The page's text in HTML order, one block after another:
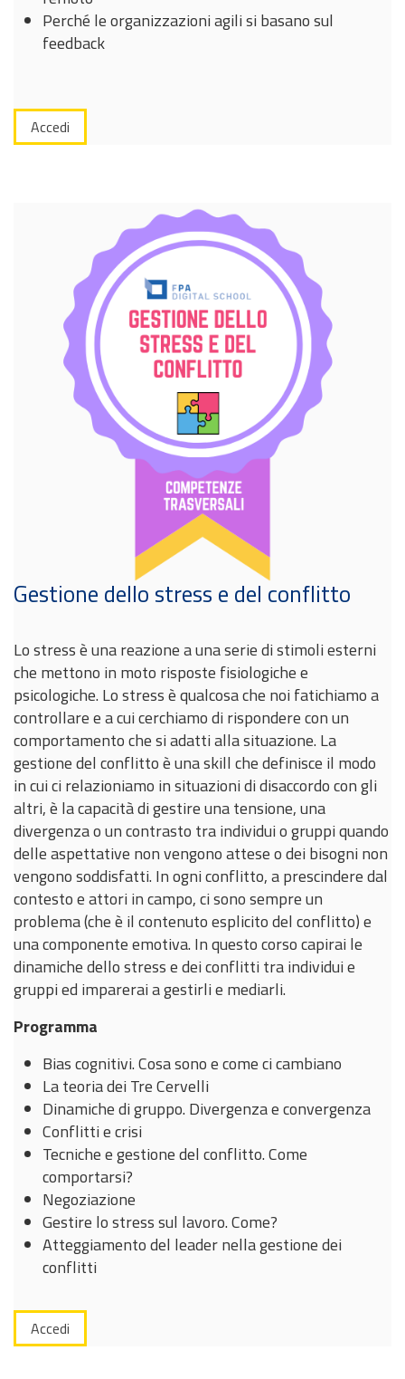
Perché le organizzazioni agili si basano sul
feedback
Accedi
Gestione dello stress e del conflitto
Lo stress è una reazione a una serie di stimoli esterni
che mettono in moto risposte fisiologiche e
psicologiche. Lo stress è qualcosa che noi fatichiamo a
controllare e a cui cerchiamo di rispondere con un
comportamento che si adatti alla situazione. La
gestione del conflitto è una skill che definisce il modo
in cui ci relazioniamo in situazioni di disaccordo con gli
altri, è la capacità di gestire una tensione, una
divergenza o un contrasto tra individui o gruppi quando
delle aspettative non vengono attese o dei bisogni non
vengono soddisfatti. In ogni conflitto, a prescindere dal
contesto e attori in campo, ci sono sempre un
problema (che è il contenuto esplicito del conflitto) e
una componente emotiva. In questo corso capirai le
dinamiche dello stress e dei conflitti tra individui e
gruppi ed imparerai a gestirli e mediarli.
Programma
Bias cognitivi. Cosa sono e come ci cambiano
La teoria dei Tre Cervelli
Dinamiche di gruppo. Divergenza e convergenza
Conflitti e crisi
Tecniche e gestione del conflitto. Come
comportarsi?
Negoziazione
Gestire lo stress sul lavoro. Come?
Atteggiamento del leader nella gestione dei
conflitti
Accedi